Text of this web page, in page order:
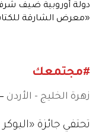
دولة أوروبية ضيف
«معرض الشارقة
#مجتمعك
زهرة الخليج - الأردن
تحتفي جائزة